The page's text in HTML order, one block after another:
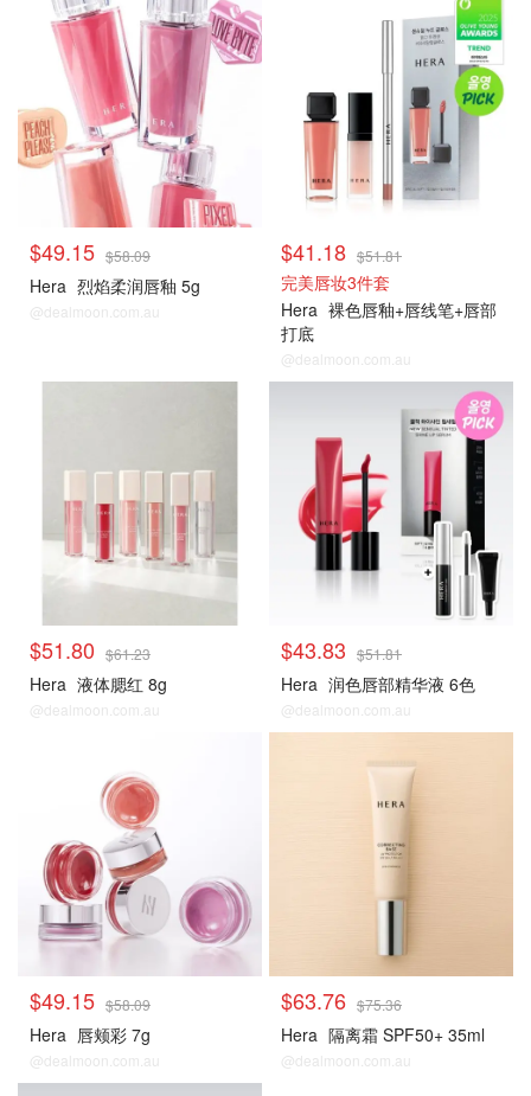
$49.15 $58.09
Hera 烈焰柔润唇釉 5g
@dealmoon.com.au
$41.18 $51.81
完美唇妆3件套
Hera 裸色唇釉+唇线笔+唇部
打底
@dealmoon.com.au
$51.80 $61.23
Hera 液体腮红 8g
@dealmoon.com.au
$43.83 $51.81
Hera 润色唇部精华液 6色
@dealmoon.com.au
$49.15 $58.09
Hera 唇颊彩 7g
@dealmoon.com.au
$63.76 $75.36
Hera 隔离霜 SPF50+ 35ml
@dealmoon.com.au